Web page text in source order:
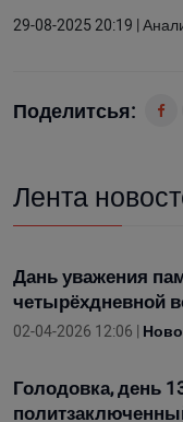
29-08-2025 20:19 |
Поделитсья:
Лента
Дань уважения
четырёхдневной
02-04-2026 12:06 |
Голодовка, день